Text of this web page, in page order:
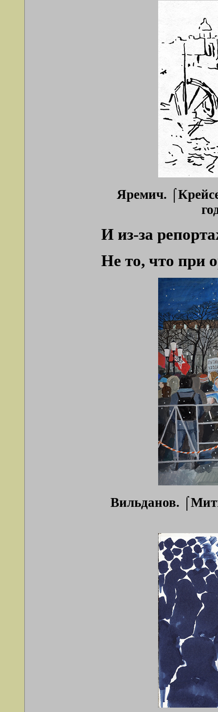
Яремич.
И из-за
Не то, что при
Вильданов.